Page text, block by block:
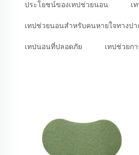
ประโยชน์ของเทปช่วยนอน เ
เทปช่วยนอนสำหรับคนหายใจทางปา
เทปนอนที่ปลอดภัย เทปช่วยก